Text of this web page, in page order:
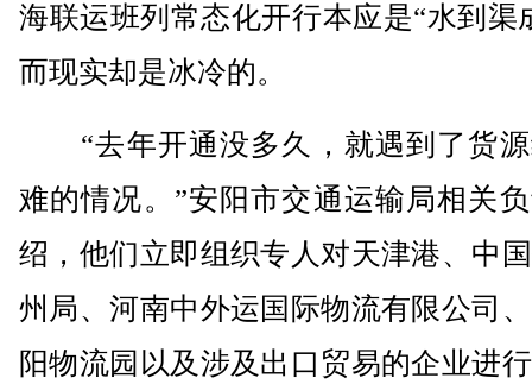
海联运班列常态化开行本应是“水到渠
而现实却是冰冷的。
“去年开通没多久，就遇到了货源
难的情况。”安阳市交通运输局相关
绍，他们立即组织专人对天津港、中
州局、河南中外运国际物流有限公司
阳物流园以及涉及出口贸易的企业进